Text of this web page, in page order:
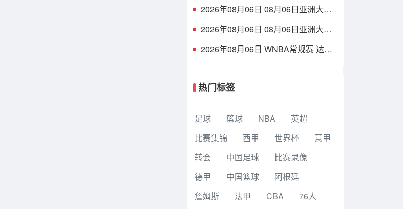
战A组第2
2026年08月06日 08月06日亚洲大学
海交通大学 集锦
2026年08月06日 08月06日亚洲大学
治大学 集锦
2026年08月06日 WNBA常规赛 达拉
热门标签
足球 篮球 NBA
英超
比赛集锦
西甲 世界杯
意甲
转会
中国足球
比赛录像
德甲
中国篮球
阿根廷
詹姆斯
法甲 CBA
76人